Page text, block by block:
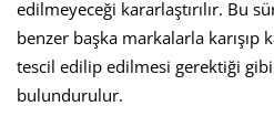
edilmeyeceği kararlaştırılır. Bu
benzer başka markalarla karışıp
tescil edilip edilmesi gerektiği
bulundurulur.